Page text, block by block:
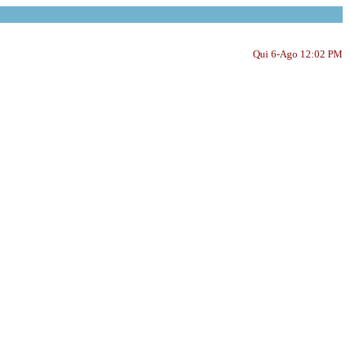
Qui 6-Ago 12:02 PM